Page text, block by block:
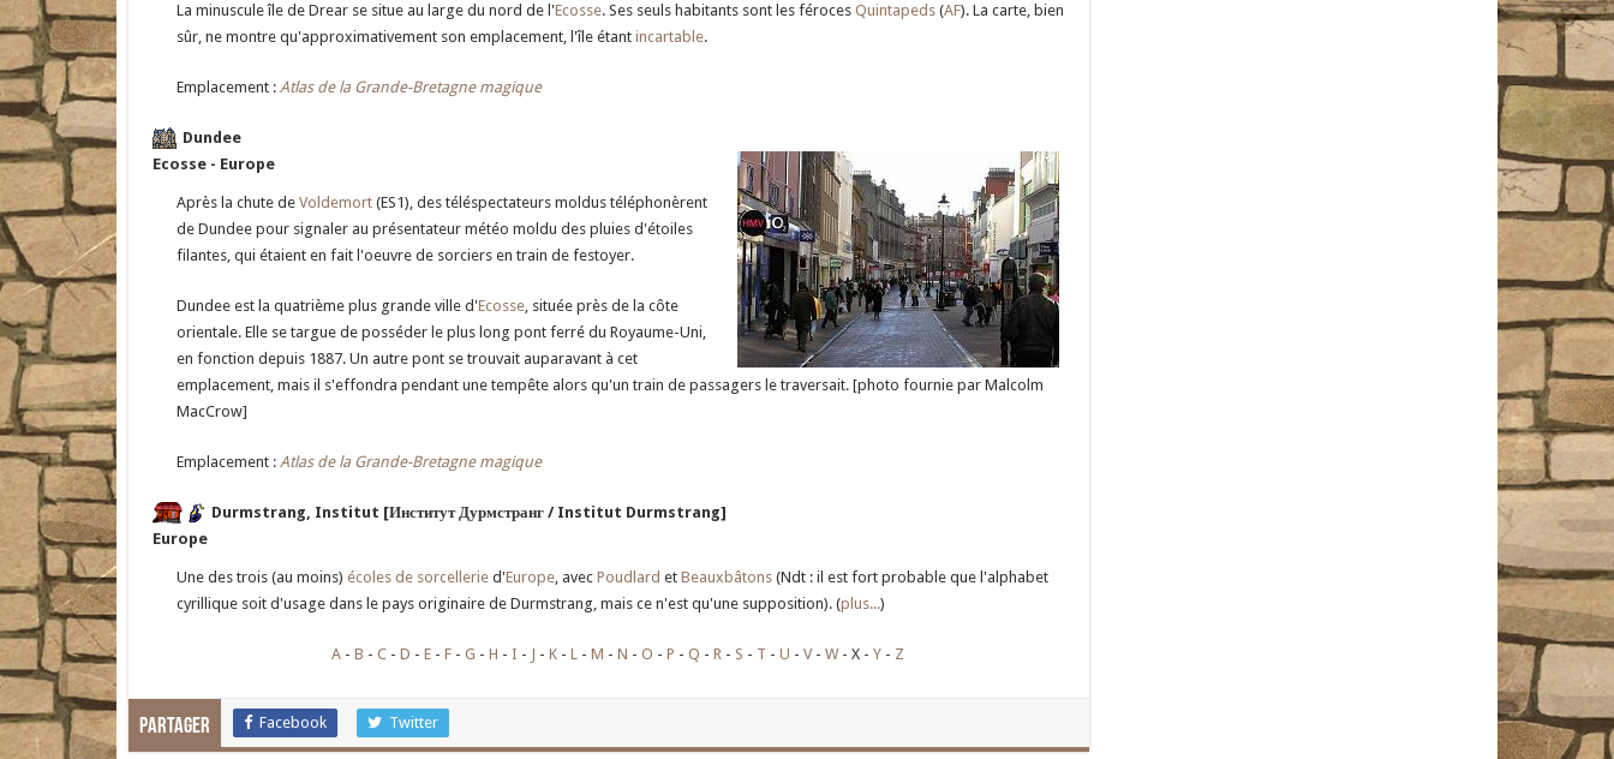
La minuscule île de Drear se situe au large du nord de l'Ecosse. Ses seuls habitants sont les féroces Quintapeds (AF). La carte, bien
sûr, ne montre qu'approximativement son emplacement, l'île étant incartable.
Emplacement : Atlas de la Grande-Bretagne magique
Dundee
Ecosse - Europe
Après la chute de Voldemort (ES1), des téléspectateurs moldus téléphonèrent
de Dundee pour signaler au présentateur météo moldu des pluies d'étoiles
filantes, qui étaient en fait l'oeuvre de sorciers en train de festoyer.
Dundee est la quatrième plus grande ville d'Ecosse, située près de la côte
orientale. Elle se targue de posséder le plus long pont ferré du Royaume-Uni,
en fonction depuis 1887. Un autre pont se trouvait auparavant à cet
emplacement, mais il s'effondra pendant une tempête alors qu'un train de passagers le traversait. [photo fournie par Malcolm
MacCrow]
Emplacement : Atlas de la Grande-Bretagne magique
Durmstrang, Institut [Институт Дурмстранг / Institut Durmstrang]
Europe
Une des trois (au moins) écoles de sorcellerie d'Europe, avec Poudlard et Beauxbâtons (Ndt : il est fort probable que l'alphabet
cyrillique soit d'usage dans le pays originaire de Durmstrang, mais ce n'est qu'une supposition). (plus...)
A B C D E F G H I J K L M N O P Q R S T U V W X Y Z
Partager Facebook Twitter